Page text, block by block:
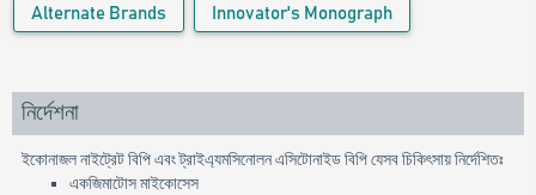
Alternate Brands Innovator's Monograph
নির্দেশনা
ইকোনাজল নাইট্রেট বিপি এবং ট্রাইএ্যমসিনোলন এসিটোনাইড বিপি যেসব চিকিৎসায় নির্দেশিতঃ
একজিমাটোস মাইকোসেস